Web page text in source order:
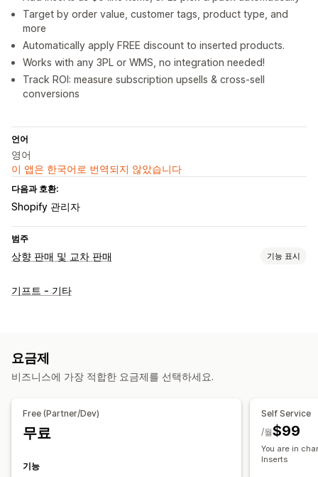
Target by order value, customer tags, product type, and
more
Automatically apply FREE discount to inserted products.
Works with any 3PL or WMS, no integration needed!
Track ROI: measure subscription upsells & cross-sell
conversions
언어
영어
이 앱은 한국어로 번역되지 않았습니다
다음과 호환:
Shopify 관리자
범주
상향 판매 및 교차 판매 기능 표시
맞춤 설정
무료 기프트
분석
기프트 - 기타
요금제
비즈니스에 가장 적합한 요금제를 선택하세요.
Free (Partner/Dev)
무료
기능
Self Service
$99
/월
You are in
Inserts